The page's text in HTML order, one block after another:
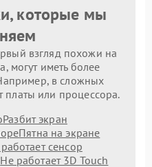
которые мы
взгляд похожи на
могут иметь более
в сложных
платы или процессора.
Разбит экран
Пятна на экране
сенсор
Не работает 3D Touch